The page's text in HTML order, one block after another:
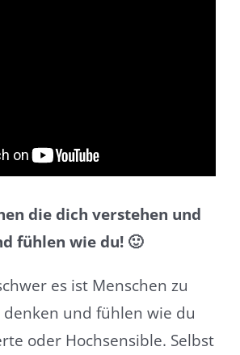
die dich verstehen und
fühlen wie du! 🙂
es ist Menschen zu
und fühlen wie du
oder Hochsensible. Selbst